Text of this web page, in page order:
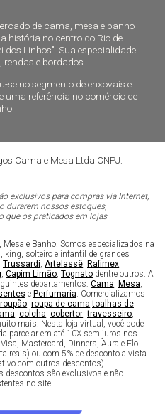
de cama, mesa e banho
história no centro do Rio de
dos Linhos". Sua especialidade
e bordados.
se no segmento de enxovais e
referência no comércio de
Cama e Mesa Ltda CNPJ:
exclusivos para compras via Internet,
durarem nossos estoques,
que os praticados em lojas.
e Banho. Somos especializados na
king, solteiro e infantil de grandes
Trussardi, Artelassê, Rafimex,
, Capim Limão, Tognato dentre outros. A
departamentos: Cama, Mesa,
e Perfumaria. Comercializamos
roupão, roupa de cama,toalhas de
, colcha, cobertor,travesseiro,
mais. Nesta loja virtual, você pode
parcelar em até 10X sem juros nos
Mastercard, Dinners, Aura e Elo
reais) ou com 5% de desconto a vista
com outros descontos).
descontos são exclusivos e não
no site.